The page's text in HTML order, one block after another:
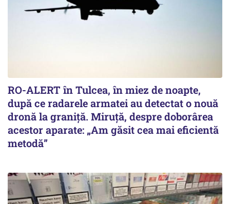
RO-ALERT în Tulcea, în miez de noapte,
după ce radarele armatei au detectat o nouă
dronă la graniță. Miruță, despre doborârea
acestor aparate: „Am găsit cea mai eficientă
metodă”